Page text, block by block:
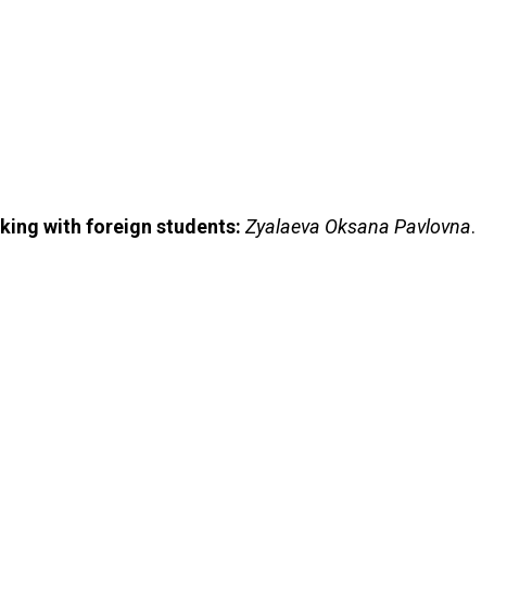
with foreign students: Zyalaeva Oksana Pavlovna.